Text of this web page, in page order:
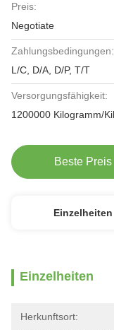
Preis:
Negotiate
Zahlungsbedingungen:
L/C, D/A, D/P, T/T
Versorgungsfähigkeit:
Beste Preis
Einzelheiten
Einzelheiten
Herkunftsort: